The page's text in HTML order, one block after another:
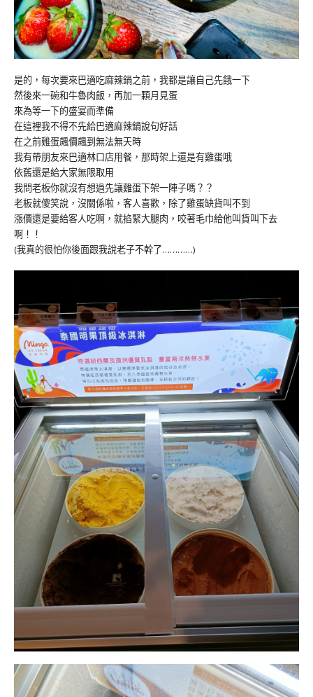
是的，每次要來巴適吃麻辣鍋之前，我都是讓自己先餓一下
然後來一碗和牛魯肉飯，再加一顆月見蛋
來為等一下的盛宴而準備
在這裡我不得不先給巴適麻辣鍋說句好話
在之前雞蛋飆價飆到無法無天時
我有帶朋友來巴適林口店用餐，那時架上還是有雞蛋哦
依舊還是給大家無限取用
我問老板你就沒有想過先讓雞蛋下架一陣子嗎？？
老板就傻笑說，沒關係啦，客人喜歡，除了雞蛋缺貨叫不到
漲價還是要給客人吃啊，就掐緊大腿肉，咬著毛巾給他叫貨叫下去
啊！！
(我真的很怕你後面跟我說老子不幹了…………)